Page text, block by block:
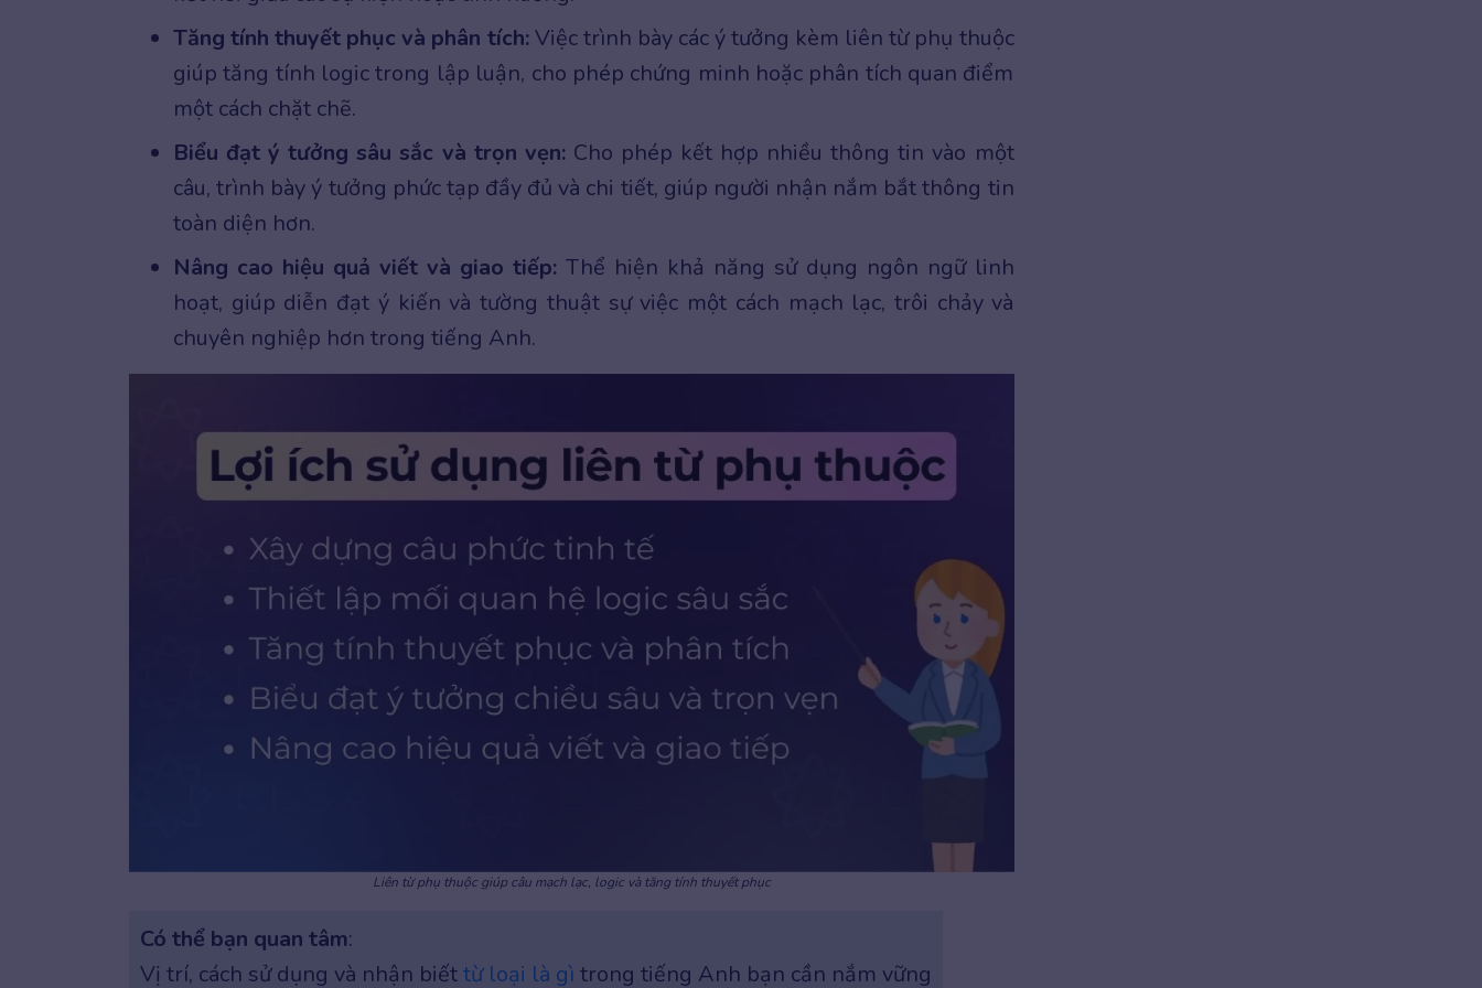
Tăng tính thuyết phục và phân tích:Việc trình bày các ý tưởng kèm liên từ phụ thuộc
giúp tăng tính logic trong lập luận, cho phép chứng minh hoặc phân tích quan điểm
một cách chặt chẽ.
Biểu đạt ý tưởng sâu sắc và trọn vẹn: Cho phép kết hợp nhiều thông tin vào một
câu, trình bày ý tưởng phức tạp đầy đủ và chi tiết, giúp người nhận nắm bắt thông tin
toàn diện hơn.
Nâng cao hiệu quả viết và giao tiếp: Thể hiện khả năng sử dụng ngôn ngữ linh
hoạt, giúp diễn đạt ý kiến và tường thuật sự việc một cách mạch lạc, trôi chảy và
chuyên nghiệp hơn trong tiếng Anh.
Liên từ phụ thuộc giúp câu mạch lạc, logic và tăng tính thuyết phục
Có thể bạn quan tâm:
Vị trí, cách sử dụng và nhận biếttừ loại là gì trong tiếng Anh bạn cần nắm vững